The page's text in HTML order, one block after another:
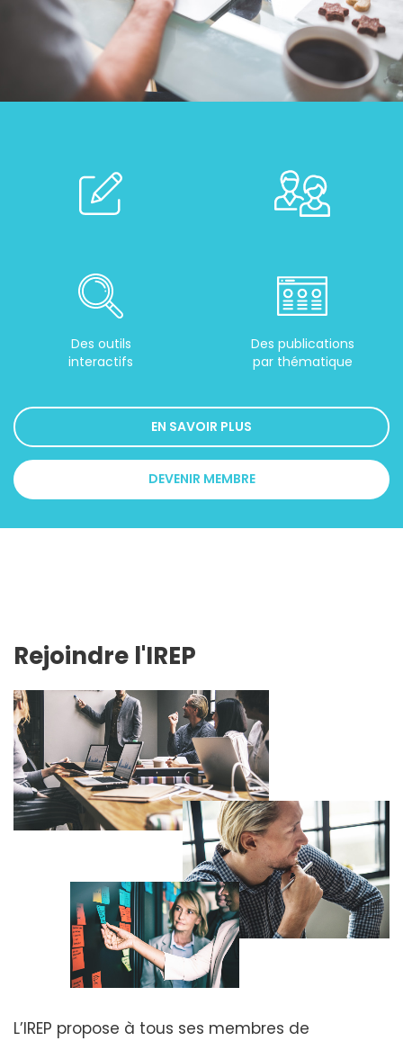
Des outils
interactifs
Des publications
par thématique
EN SAVOIR PLUS
DEVENIR MEMBRE
Rejoindre l'IREP
L’IREP propose à tous ses membres de